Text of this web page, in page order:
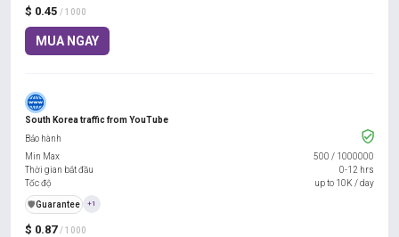
$ 0.45 / 1000
MUA NGAY
South Korea traffic from YouTube
$ 0.87 / 1000
Bảo hành
Min Max
500 / 1000000
Thời gian bắt đầu
0-12 hrs
Tốc độ
up to 10K / day
️🛡️Guarantee +1